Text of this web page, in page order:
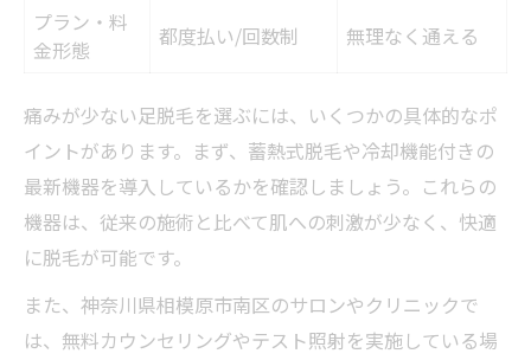
プラン・料
金形態
都度払い/回数制 無理なく通える
痛みが少ない足脱毛を選ぶには、いくつかの具体的なポ
イントがあります。まず、蓄熱式脱毛や冷却機能付きの
最新機器を導入しているかを確認しましょう。これらの
機器は、従来の施術と比べて肌への刺激が少なく、快適
に脱毛が可能です。
また、神奈川県相模原市南区のサロンやクリニックで
は、無料カウンセリングやテスト照射を実施している場